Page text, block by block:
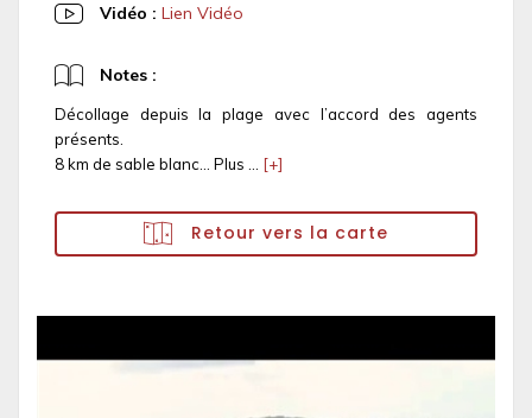
Vidéo : Lien Vidéo
Notes :
Décollage depuis la plage avec l’accord des agents
présents.
8 km de sable blanc... Plus ... [+]
Retour vers la carte